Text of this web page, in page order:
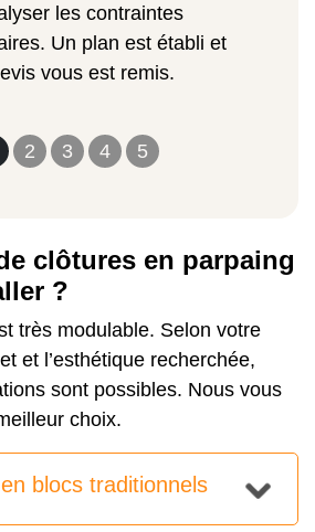
2 3 4 5
les contraintes
Un plan est établi et
vous est remis.
clôtures en parpaing
?
très modulable. Selon votre
et l’esthétique recherchée,
sont possibles. Nous vous
choix.
blocs traditionnels